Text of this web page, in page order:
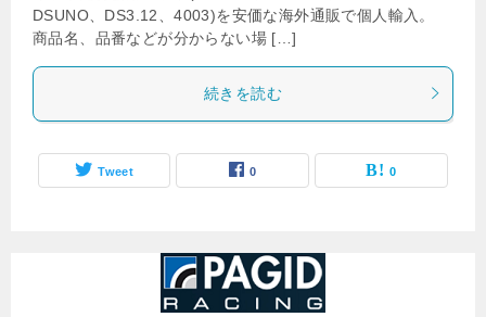
DSUNO、DS3.12、4003)を安価な海外通販で個人輸入。
商品名、品番などが分からない場 […]
続きを読む
Tweet 0 0